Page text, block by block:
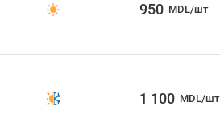
950 MDL/шт
1 100 MDL/шт